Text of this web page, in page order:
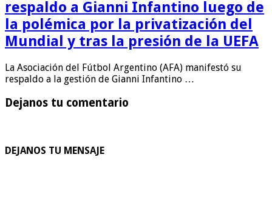
respaldo a Gianni Infantino luego de
la polémica por la privatización del
Mundial y tras la presión de la UEFA
La Asociación del Fútbol Argentino (AFA) manifestó su
respaldo a la gestión de Gianni Infantino …
Dejanos tu comentario
DEJANOS TU MENSAJE